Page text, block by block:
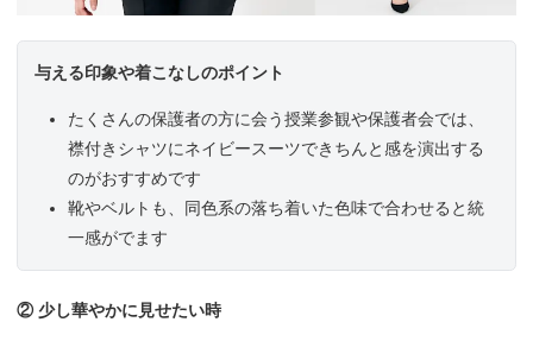
与える印象や着こなしのポイント
たくさんの保護者の方に会う授業参観や保護者会では、
襟付きシャツにネイビースーツできちんと感を演出する
のがおすすめです
靴やベルトも、同色系の落ち着いた色味で合わせると統
一感がでます
② 少し華やかに見せたい時